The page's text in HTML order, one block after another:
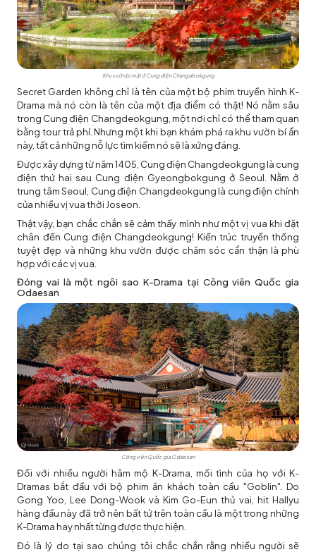
Khu vườn bí mật ở Cung điện Changdeokgung
Secret Garden không chỉ là tên của một bộ phim truyền hình K-
Drama mà nó còn là tên của một địa điểm có thật! Nó nằm sâu
trong Cung điện Changdeokgung, một nơi chỉ có thể tham quan
bằng tour trả phí. Nhưng một khi bạn khám phá ra khu vườn bí ẩn
này, tất cả những nỗ lực tìm kiếm nó sẽ là xứng đáng.
Được xây dựng từ năm 1405, Cung điện Changdeokgung là cung
điện thứ hai sau Cung điện Gyeongbokgung ở Seoul. Nằm ở
trung tâm Seoul, Cung điện Changdeokgung là cung điện chính
của nhiều vị vua thời Joseon.
Thật vậy, bạn chắc chắn sẽ cảm thấy mình như một vị vua khi đặt
chân đến Cung điện Changdeokgung! Kiến trúc truyền thống
tuyệt đẹp và những khu vườn được chăm sóc cẩn thận là phù
hợp với các vị vua.
Đóng vai là một ngôi sao K-Drama tại Công viên Quốc gia
Odaesan
Công viên Quốc gia Odaesan
Đối với nhiều người hâm mộ K-Drama, mối tình của họ với K-
Dramas bắt đầu với bộ phim ăn khách toàn cầu "Goblin". Do
Gong Yoo, Lee Dong-Wook và Kim Go-Eun thủ vai, hit Hallyu
hàng đầu này đã trở nên bất tử trên toàn cầu là một trong những
K-Drama hay nhất từng được thực hiện.
Đó là lý do tại sao chúng tôi chắc chắn rằng nhiều người sẽ